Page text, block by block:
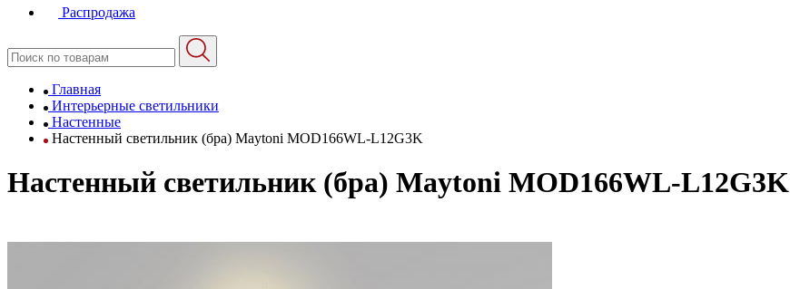
Распродажа
Главная
Интерьерные светильники
Настенные
Настенный светильник (бра) Maytoni MOD166WL-L12G3K
Настенный светильник (бра) Maytoni MOD166WL-L12G3K